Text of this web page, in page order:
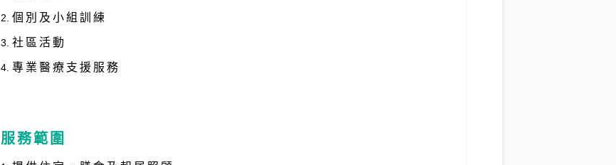
個別及小組訓練
社區活動
專業醫療支援服務
服務範圍